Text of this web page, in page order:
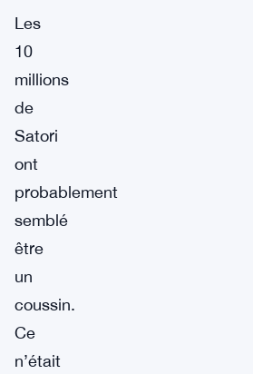
Les
10
millions
de
Satori
ont
probablement
semblé
être
un
coussin.
Ce
n’était